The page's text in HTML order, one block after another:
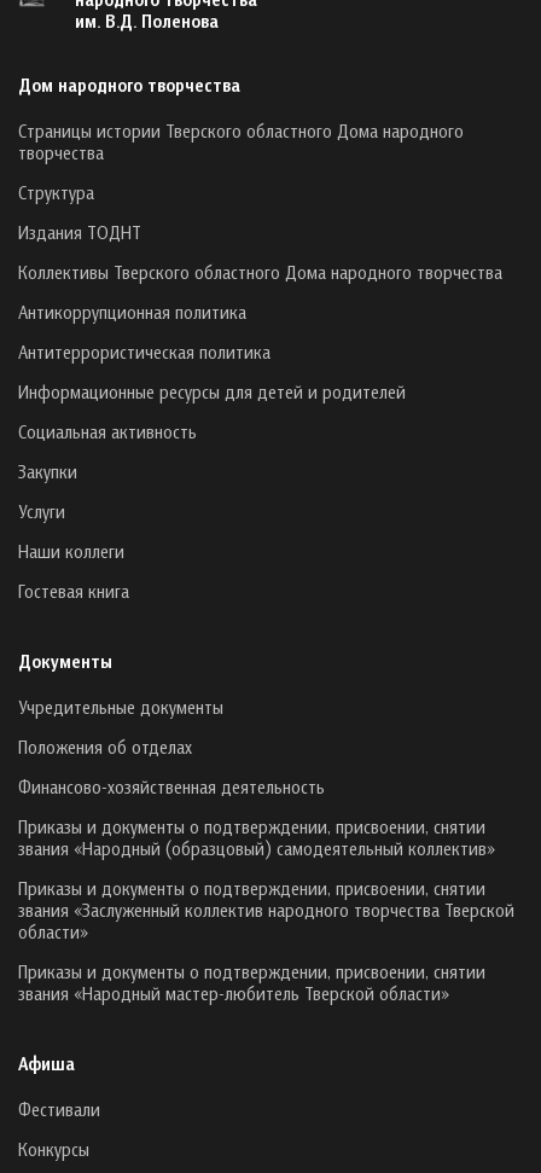
им. В.Д. Поленова
Дом народного творчества
Страницы истории Тверского областного Дома народного
творчества
Структура
Издания ТОДНТ
Коллективы Тверского областного Дома народного творчества
Антикоррупционная политика
Антитеррористическая политика
Информационные ресурсы для детей и родителей
Социальная активность
Закупки
Услуги
Наши коллеги
Гостевая книга
Документы
Учредительные документы
Положения об отделах
Финансово-хозяйственная деятельность
Приказы и документы о подтверждении, присвоении, снятии
звания «Народный (образцовый) самодеятельный коллектив»
Приказы и документы о подтверждении, присвоении, снятии
звания «Заслуженный коллектив народного творчества Тверской
области»
Приказы и документы о подтверждении, присвоении, снятии
звания «Народный мастер-любитель Тверской области»
Афиша
Фестивали
Конкурсы